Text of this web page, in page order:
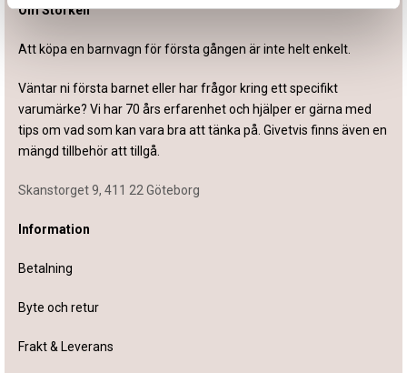
Om Storken
Att köpa en barnvagn för första gången är inte helt enkelt.
Väntar ni första barnet eller har frågor kring ett specifikt
varumärke? Vi har 70 års erfarenhet och hjälper er gärna med
tips om vad som kan vara bra att tänka på. Givetvis finns även en
mängd tillbehör att tillgå.
Skanstorget 9, 411 22 Göteborg
Information
Betalning
Byte och retur
Frakt & Leverans